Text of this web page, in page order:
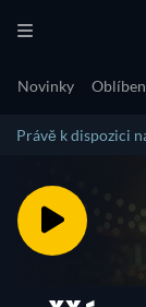
Novinky
Právě k dispozici